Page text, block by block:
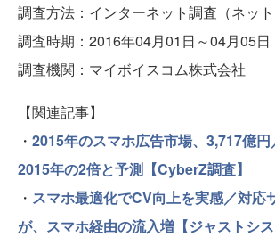
調査方法：インターネット調査（ネット
調査時期：2016年04月01日～04月05日
調査機関：マイボイスコム株式会社
【関連記事】
・ 2015年のスマホ広告市場、3,717億
2015年の2倍と予測【CyberZ調査】
・ スマホ最適化でCV向上を実感／対応
が、スマホ経由の流入増【ジャストシス